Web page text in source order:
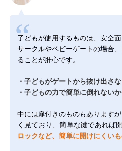
子どもが使用するものは、安全
サークルやベビーゲートの場合
ることが肝心です。
・子どもがゲートから抜け出さ
・子どもの力で簡単に倒れないか
中には扉付きのものもあります
く見ており、簡単な鍵であれば
ロックなど、簡単に開けにくい